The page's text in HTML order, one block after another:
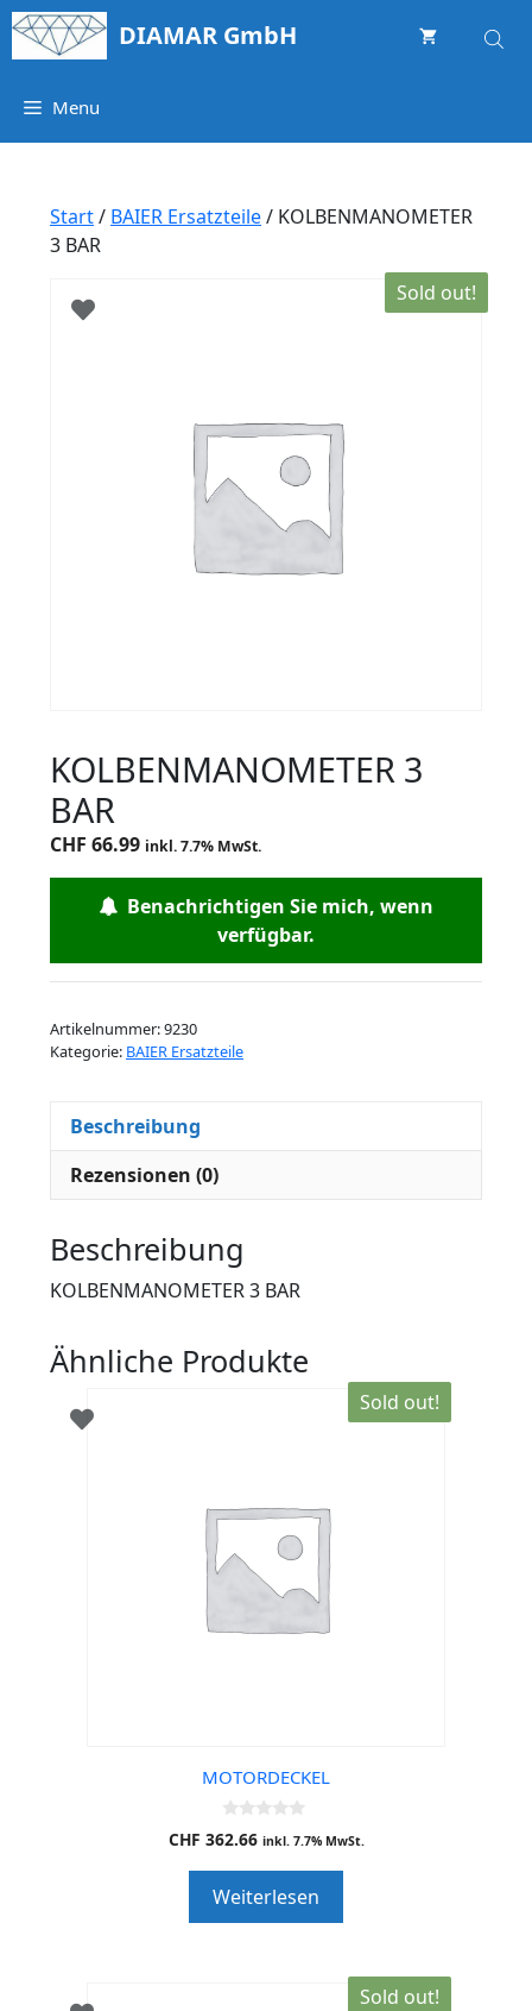
Springe
zum
DIAMAR GmbH
Menu
Start/ BAIER Ersatzteile/ KOLBENMANOMETER
3 BAR
Sold out!
KOLBENMANOMETER 3
BAR
CHF 66.99 inkl. 7.7% MwSt.
Benachrichtigen Sie mich, wenn
verfügbar.
Artikelnummer:9230
Kategorie: BAIER Ersatzteile
Beschreibung
Rezensionen (0)
Beschreibung
KOLBENMANOMETER 3 BAR
Ähnliche Produkte
Sold out!
MOTORDECKEL
0
o
o
f
5
CHF 362.66 inkl. 7.7% MwSt.
Weiterlesen
Sold out!